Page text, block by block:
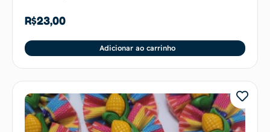
R$23,00
Adicionar ao carrinho